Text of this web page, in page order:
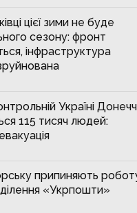
цієї зими не буде
сезону: фронт
інфраструктура
Україні
115 тисяч людей:
припиняють
«Укрпошти»